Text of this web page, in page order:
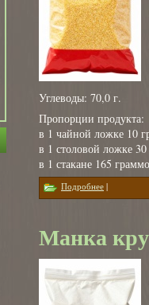
Углеводы: 70,0 г.
Пропорции продукта:
в 1 чайной ложке 10
в 1 столовой ложке
в 1 стакане 165
Подробнее о Манка
|
Манка